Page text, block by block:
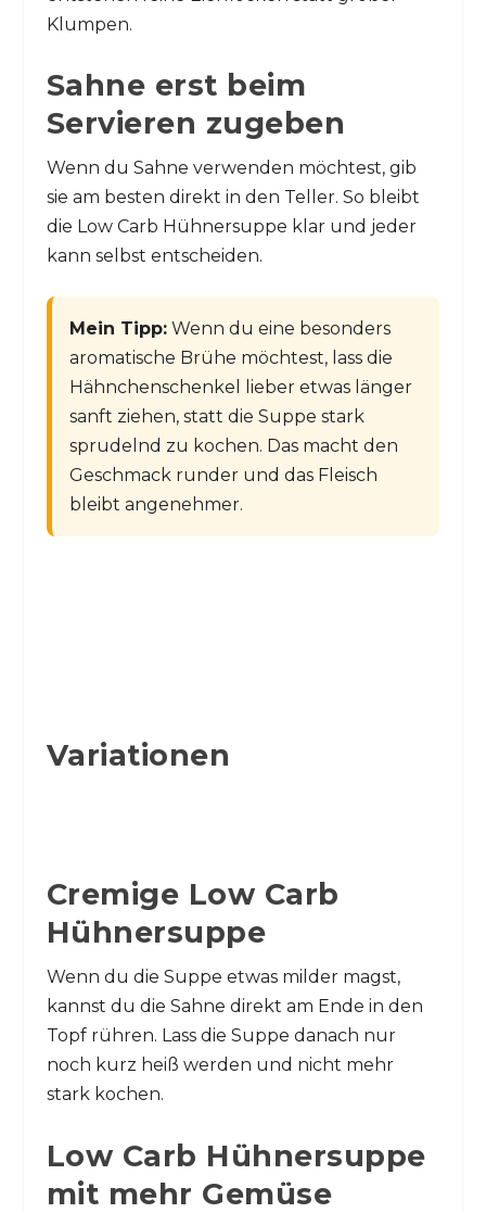
Klumpen.
Sahne erst beim
Servieren zugeben
Wenn du Sahne verwenden möchtest, gib
sie am besten direkt in den Teller. So bleibt
die Low Carb Hühnersuppe klar und jeder
kann selbst entscheiden.
Mein Tipp:Wenn du eine besonders
aromatische Brühe möchtest, lass die
Hähnchenschenkel lieber etwas länger
sanft ziehen, statt die Suppe stark
sprudelnd zu kochen. Das macht den
Geschmack runder und das Fleisch
bleibt angenehmer.
Variationen
Cremige Low Carb
Hühnersuppe
Wenn du die Suppe etwas milder magst,
kannst du die Sahne direkt am Ende in den
Topf rühren. Lass die Suppe danach nur
noch kurz heiß werden und nicht mehr
stark kochen.
Low Carb Hühnersuppe
mit mehr Gemüse